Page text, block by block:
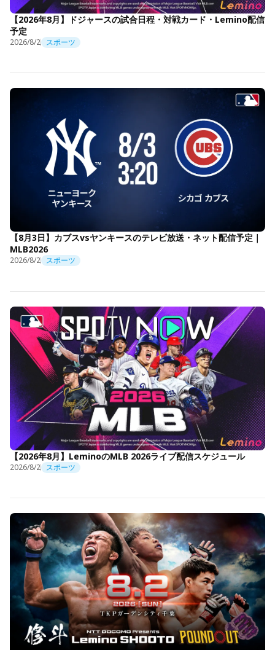
【2026年8月】ドジャースの試合日程・対戦カード・Lemino配信
予定
2026/8/2 スポーツ
【8月3日】カブスvsヤンキースのテレビ放送・ネット配信予定｜
MLB2026
2026/8/2 スポーツ
【2026年8月】LeminoのMLB 2026ライブ配信スケジュール
2026/8/2 スポーツ